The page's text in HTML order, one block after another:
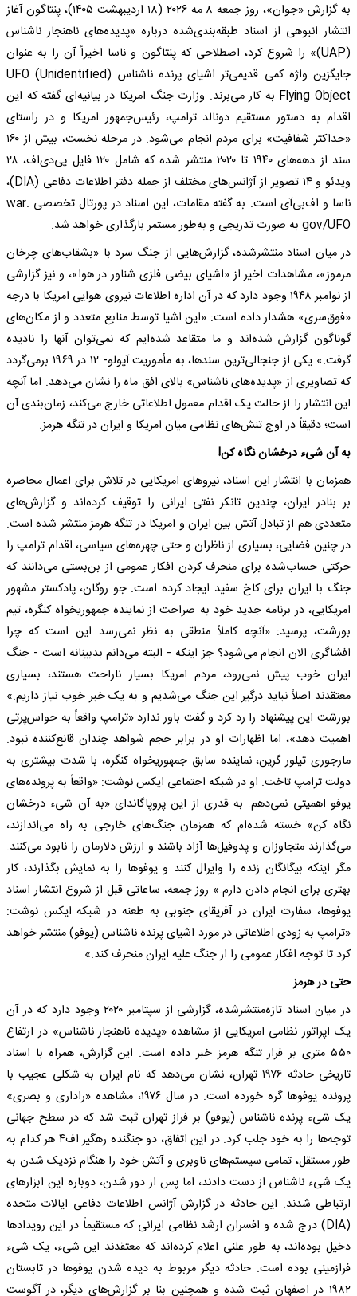
به گزارش «جوان»، روز جمعه ۸ مه ۲۰۲۶ (۱۸ اردیبهشت ۱۴۰۵)، پنتاگون آغاز
انتشار انبوهی از اسناد طبقه‌بندی‌شده درباره «پدیده‌های ناهنجار ناشناس
(UAP)» را شروع کرد، اصطلاحی که پنتاگون و ناسا اخیراً آن را به عنوان
جایگزین واژه کمی قدیمی‌تر اشیای پرنده ناشناس (UFO (Unidentified
Flying Object به کار می‌برند. وزارت جنگ امریکا در بیانیه‌ای گفته که این
اقدام به دستور مستقیم دونالد ترامپ، رئیس‌جمهور امریکا و در راستای
«حداکثر شفافیت» برای مردم انجام می‌شود. در مرحله نخست، بیش از ۱۶۰
سند از دهه‌های ۱۹۴۰ تا ۲۰۲۰ منتشر شده که شامل ۱۲۰ فایل پی‌دی‌اف، ۲۸
ویدئو و ۱۴ تصویر از آژانس‌های مختلف از جمله دفتر اطلاعات دفاعی (DIA)،
ناسا و اف‌بی‌آی است. به گفته مقامات، این اسناد در پورتال تخصصی war.
gov/UFO به صورت تدریجی و به‌طور مستمر بارگذاری خواهد شد.
در میان اسناد منتشرشده، گزارش‌هایی از جنگ سرد با «بشقاب‌های چرخان
مرموز»، مشاهدات اخیر از «اشیای بیضی فلزی شناور در هوا»، و نیز گزارشی
از نوامبر ۱۹۴۸ وجود دارد که در آن اداره اطلاعات نیروی هوایی امریکا با درجه
«فوق‌سری» هشدار داده است: «این اشیا توسط منابع متعدد و از مکان‌های
گوناگون گزارش شده‌اند و ما متقاعد شده‌ایم که نمی‌توان آنها را نادیده
گرفت.» یکی از جنجالی‌ترین سندها، به مأموریت آپولو- ۱۲ در ۱۹۶۹ برمی‌گردد
که تصاویری از «پدیده‌های ناشناس» بالای افق ماه را نشان می‌دهد. اما آنچه
این انتشار را از حالت یک اقدام معمول اطلاعاتی خارج می‌کند، زمان‌بندی آن
است؛ دقیقاً در اوج تنش‌های نظامی میان امریکا و ایران در تنگه هرمز.
به آن شیء درخشان نگاه کن!
همزمان با انتشار این اسناد، نیرو‌های امریکایی در تلاش برای اعمال محاصره
بر بنادر ایران، چندین تانکر نفتی ایرانی را توقیف کرده‌اند و گزارش‌های
متعددی هم از تبادل آتش بین ایران و امریکا در تنگه هرمز منتشر شده است.
در چنین فضایی، بسیاری از ناظران و حتی چهره‌های سیاسی، اقدام ترامپ را
حرکتی حساب‌شده برای منحرف کردن افکار عمومی از بن‌بستی می‌دانند که
جنگ با ایران برای کاخ سفید ایجاد کرده است. جو روگان، پادکستر مشهور
امریکایی، در برنامه جدید خود به صراحت از نماینده جمهوریخواه کنگره، تیم
بورشت، پرسید: «آنچه کاملاً منطقی به نظر نمی‌رسد این است که چرا
افشاگری الان انجام می‌شود؟ جز اینکه - البته می‌دانم بدبینانه است - جنگ
ایران خوب پیش نمی‌رود، مردم امریکا بسیار ناراحت هستند، بسیاری
معتقدند اصلاً نباید درگیر این جنگ می‌شدیم و به یک خبر خوب نیاز داریم.»
بورشت این پیشنهاد را رد کرد و گفت باور ندارد «ترامپ واقعاً به حواس‌پرتی
اهمیت دهد»، اما اظهارات او در برابر حجم شواهد چندان قانع‌کننده نبود.
مارجوری تیلور گرین، نماینده سابق جمهوریخواه کنگره، با شدت بیشتری به
دولت ترامپ تاخت. او در شبکه اجتماعی ایکس نوشت: «واقعاً به پرونده‌های
یوفو اهمیتی نمی‌دهم. به قدری از این پروپاگاندای «به آن شیء درخشان
نگاه کن» خسته شده‌ام که همزمان جنگ‌های خارجی به راه می‌اندازند،
می‌گذارند متجاوزان و پدوفیل‌ها آزاد باشند و ارزش دلارمان را نابود می‌کنند.
مگر اینکه بیگانگان زنده را وایرال کنند و یوفو‌ها را به نمایش بگذارند، کار
بهتری برای انجام دادن دارم.» روز جمعه، ساعاتی قبل از شروع انتشار اسناد
یوفوها، سفارت ایران در آفریقای جنوبی به طعنه در شبکه ایکس نوشت:
«ترامپ به زودی اطلاعاتی در مورد اشیای پرنده ناشناس (یوفو) منتشر خواهد
کرد تا توجه افکار عمومی را از جنگ علیه ایران منحرف کند.»
حتی در هرمز
در میان اسناد تازه‌منتشرشده، گزارشی از سپتامبر ۲۰۲۰ وجود دارد که در آن
یک اپراتور نظامی امریکایی از مشاهده «پدیده ناهنجار ناشناس» در ارتفاع
۵۵۰ متری بر فراز تنگه هرمز خبر داده است. این گزارش، همراه با اسناد
تاریخی حادثه ۱۹۷۶ تهران، نشان می‌دهد که نام ایران به شکلی عجیب با
پرونده یوفو‌ها گره خورده است. در سال ۱۹۷۶، مشاهده «راداری و بصری»
یک شیء پرنده ناشناس (یوفو) بر فراز تهران ثبت شد که در سطح جهانی
توجه‌ها را به خود جلب کرد. در این اتفاق، دو جنگنده رهگیر اف۴ هر کدام به
طور مستقل، تمامی سیستم‌های ناوبری و آتش خود را هنگام نزدیک شدن به
یک شیء ناشناس از دست دادند، اما پس از دور شدن، دوباره این ابزار‌های
ارتباطی شدند. این حادثه در گزارش آژانس اطلاعات دفاعی ایالات متحده
(DIA) درج شده و افسران ارشد نظامی ایرانی که مستقیماً در این رویداد‌ها
دخیل بوده‌اند، به طور علنی اعلام کرده‌اند که معتقدند این شیء، یک شیء
فرازمینی بوده است. حادثه دیگر مربوط به دیده شدن یوفو‌ها در تابستان
۱۹۸۲ در اصفهان ثبت شده و همچنین بنا بر گزارش‌های دیگر، در آگوست